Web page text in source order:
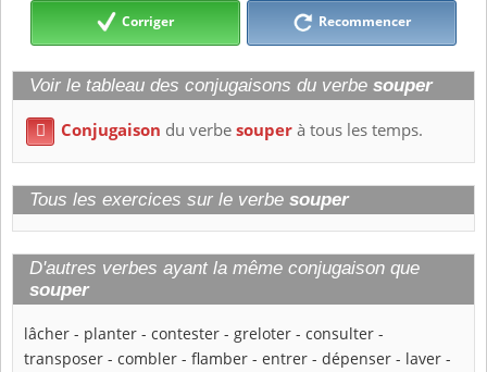
Corriger Recommencer
Voir le tableau des conjugaisons du verbe souper
 Conjugaison du verbesouperà tous les temps.
Tous les exercices sur le verbe souper
D'autres verbes ayant la même conjugaison que
souper
lâcher - planter - contester - greloter - consulter -
transposer - combler - flamber - entrer - dépenser - laver -